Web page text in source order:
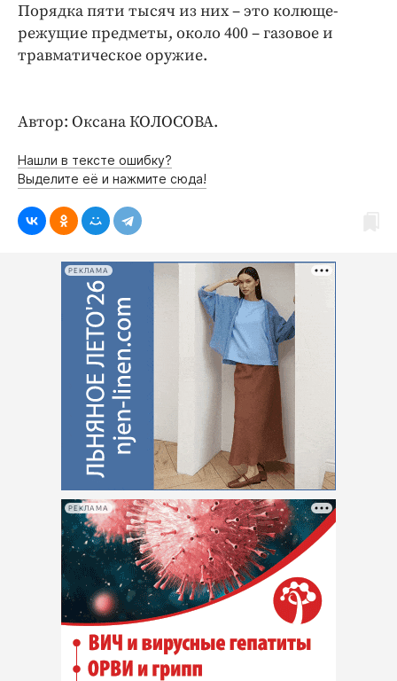
Порядка пяти тысяч из них – это колюще-
режущие предметы, около 400 – газовое и
травматическое оружие.
Автор: Оксана КОЛОСОВА.
Нашли в тексте ошибку?
Выделите её и нажмите сюда!
РЕКЛАМА
РЕКЛАМА